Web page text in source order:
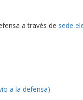
a través de sede
a la defensa)